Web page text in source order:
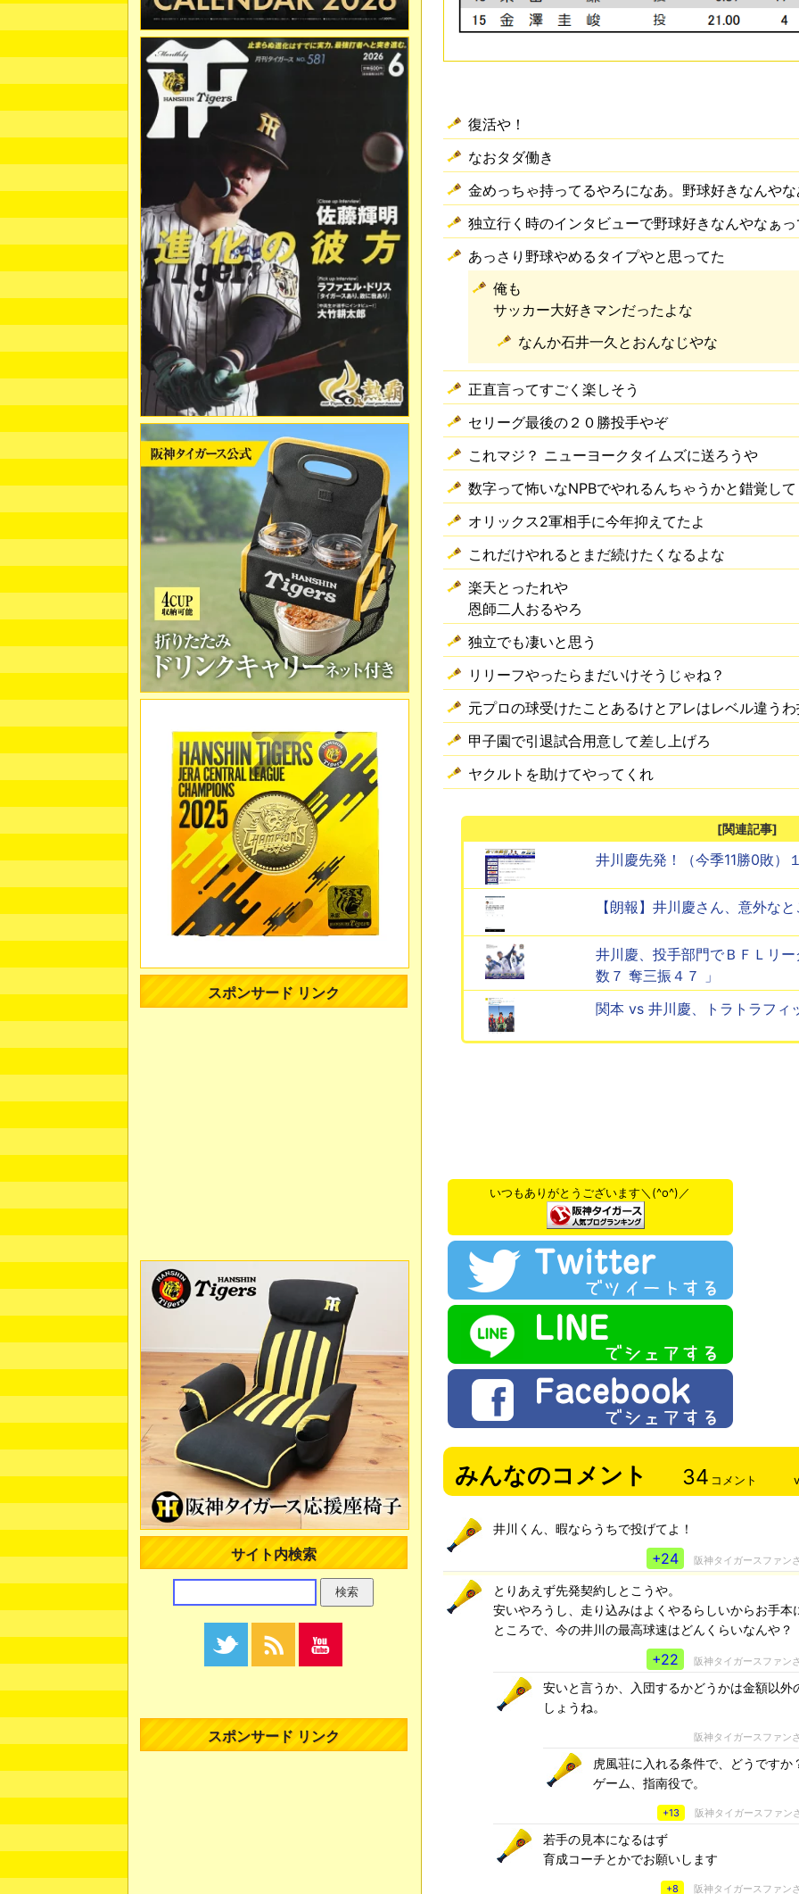
復活や！
なおタダ働き
金めっちゃ持ってるやろになあ。野球好きなんやな
独立行く時のインタビューで野球好きなんやなぁ
あっさり野球やめるタイプやと思ってた
俺も
サッカー大好きマンだったよな
なんか石井一久とおんなじやな
正直言ってすごく楽しそう
セリーグ最後の２０勝投手やぞ
これマジ？ ニューヨークタイムズに送ろうや
数字って怖いなNPBでやれるんちゃうかと錯覚し
オリックス2軍相手に今年抑えてたよ
これだけやれるとまだ続けたくなるよな
楽天とったれや
恩師二人おるやろ
独立でも凄いと思う
リリーフやったらまだいけそうじゃね？
元プロの球受けたことあるけとアレはレベル違う
甲子園で引退試合用意して差し上げろ
ヤクルトを助けてやってくれ
[関連記事]
井川慶先発！（今季11勝0敗）
【朗報】井川慶さん、意外な
井川慶、投手部門でＢＦＬリ
数７ 奪三振４７ 」
関本 vs 井川慶、トラトラフィ
いつもありがとうございます＼(^o^)／
みんなのコメント 34 コメント
井川くん、暇ならうちで投げてよ！
+24 阪神タイガースファン
とりあえず先発契約しとこうや。
安いやろうし、走り込みはよくやるらしいからお手本
ところで、今の井川の最高球速はどんくらいなんや？
+22 阪神タイガースファン
安いと言うか、入団するかどうかは金額以外
しょうね。
阪神タイガースファン
虎風荘に入れる条件で、どうですか
ゲーム、指南役で。
+13 阪神タイガースファン
若手の見本になるはず
育成コーチとかでお願いします
+8 阪神タイガースファン
スポンサード リンク
サイト内検索
スポンサード リンク